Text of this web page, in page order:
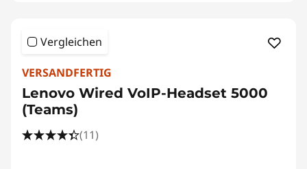
Vergleichen
VERSANDFERTIG
Lenovo Wired VoIP-Headset 5000
(Teams)
(11)